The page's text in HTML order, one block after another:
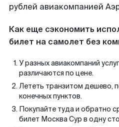
рублей авиакомпанией
Как еще сэкономить
билет на самолет без
У разных авиакомпаний
различаются по цене.
Лететь транзитом дешево,
конечных пунктов.
Покупайте туда и обратно
билет Москва Сур в одну